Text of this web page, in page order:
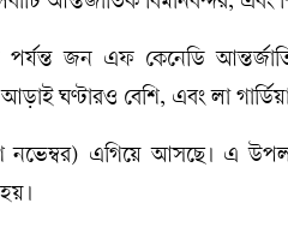
জন এফ কেনেডি
ঘণ্টারও বেশি, এবং লা
নভেম্বর) এগিয়ে আসছে। এ